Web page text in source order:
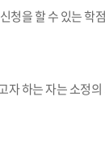
청을 할 수 있는 학
자 하는 자는 소정